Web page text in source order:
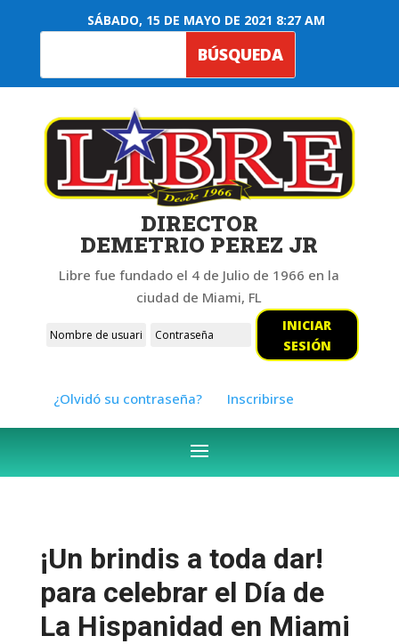
SÁBADO, 15 DE MAYO DE 2021 8:27 AM
DIRECTOR
DEMETRIO PEREZ JR
Libre fue fundado el 4 de Julio de 1966 en la
ciudad de Miami, FL
INICIAR
SESIÓN
¿Olvidó su contraseña? Inscribirse
¡Un brindis a toda dar!
para celebrar el Día de
La Hispanidad en Miami